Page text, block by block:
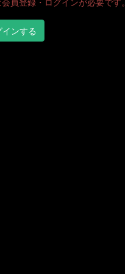
インする